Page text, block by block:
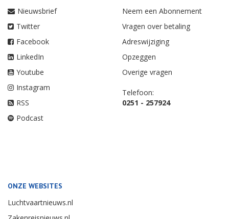
Nieuwsbrief
Twitter
Facebook
LinkedIn
Youtube
Instagram
RSS
Podcast
Neem een Abonnement
Vragen over betaling
Adreswijziging
Opzeggen
Overige vragen
Telefoon:
0251 - 257924
ONZE WEBSITES
Luchtvaartnieuws.nl